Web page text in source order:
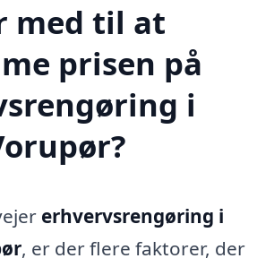
med til at
prisen på
i
erhvervsrengøring i
, er der flere faktorer, der